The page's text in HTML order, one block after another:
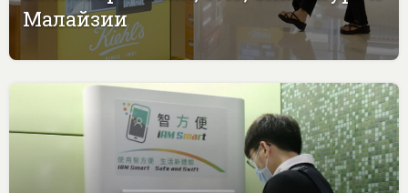
Малайзии